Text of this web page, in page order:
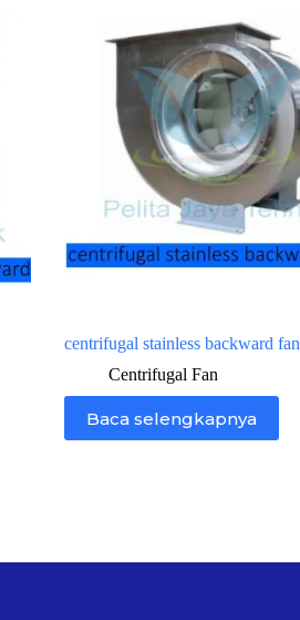
centrifugal stainless backward fan
Centrifugal Fan
Baca selengkapnya